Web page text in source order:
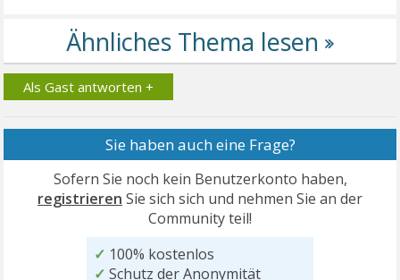
Als Gast antworten +
Sie haben auch eine Frage?
Sofern Sie noch kein Benutzerkonto haben,
registrieren Sie sich sich und nehmen Sie an der
Community teil!
✓ 100% kostenlos
✓ Schutz der Anonymität